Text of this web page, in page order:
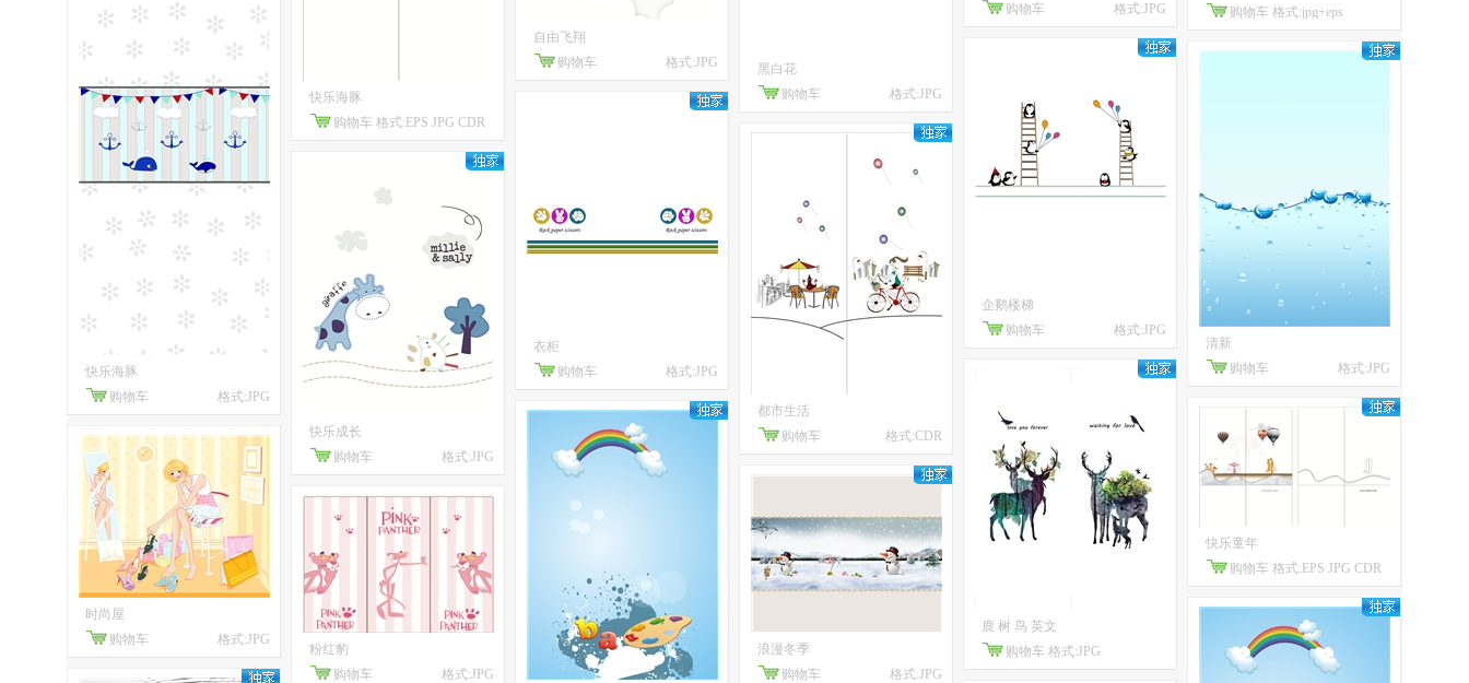
快乐海豚
购物车
格式:JPG
时尚屋
购物车
格式:JPG
快乐海豚
购物车 格式:EPS JPG CDR
快乐成长
购物车
格式:JPG
粉红豹
购物车
格式:JPG
自由飞翔
购物车
格式:JPG
衣柜
购物车
格式:JPG
黑白花
购物车
格式:JPG
都市生活
购物车
格式:CDR
浪漫冬季
购物车
格式:JPG
购物车
格式:JPG
企鹅楼梯
购物车
格式:JPG
鹿 树 鸟 英文
购物车 格式:JPG
购物车 格式:jpg+eps
清新
购物车
格式:JPG
快乐童年
购物车 格式:EPS JPG CDR